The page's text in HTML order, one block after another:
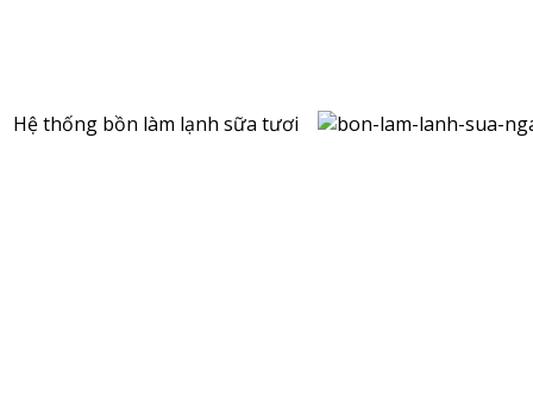
Hệ thống bồn làm lạnh sữa tươi